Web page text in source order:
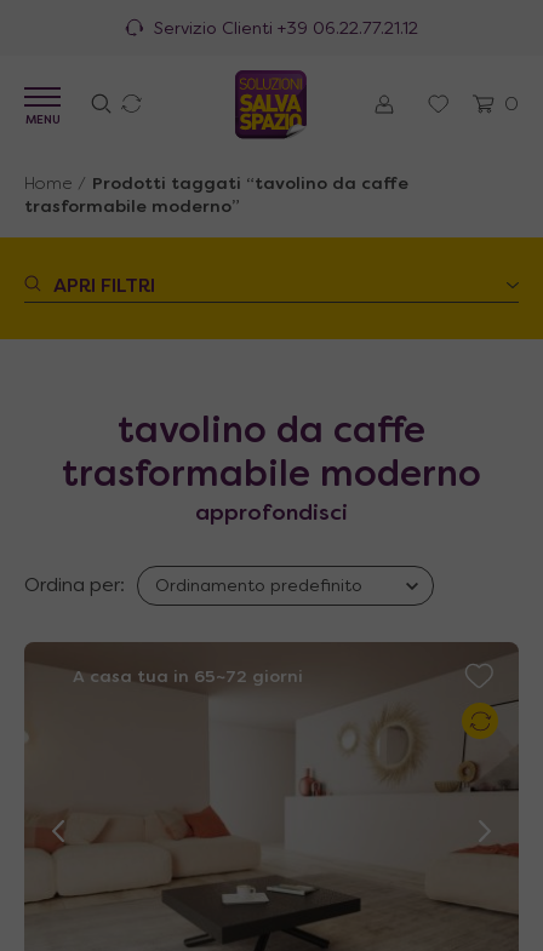
Servizio Clienti +39 06.22.77.21.12
0
MENU
Home /
Prodotti taggati “tavolino da caffe
trasformabile moderno”
APRI FILTRI
tavolino da caffe
trasformabile moderno
approfondisci
Ordina per:
A casa tua in 65~72 giorni